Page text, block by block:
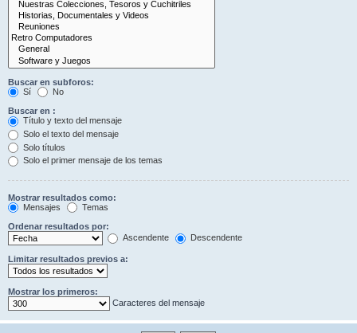
Buscar en subforos:
Sí
No
Buscar en :
Título y texto del mensaje
Solo el texto del mensaje
Solo títulos
Solo el primer mensaje de los temas
Mostrar resultados como:
Mensajes
Temas
Ordenar resultados por:
Ascendente
Descendente
Limitar resultados previos a:
Mostrar los primeros:
Caracteres del mensaje